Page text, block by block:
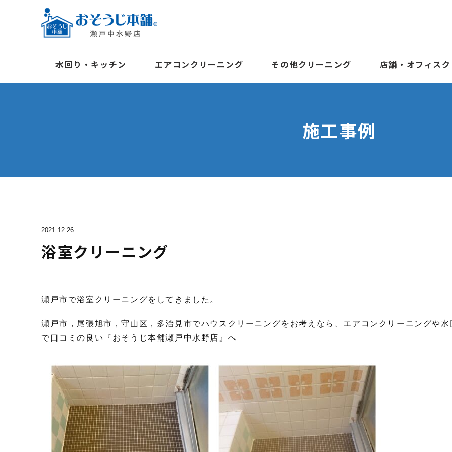
水回り・キッチン エアコンクリーニング その他クリーニング 店舗・オフィス
施工事例
2021.12.26
浴室クリーニング
瀬戸市で浴室クリーニングをしてきました。
瀬戸市，尾張旭市，守山区，多治見市でハウスクリーニングをお考えなら、エアコンクリーニングや水
で口コミの良い『おそうじ本舗瀬戸中水野店』へ